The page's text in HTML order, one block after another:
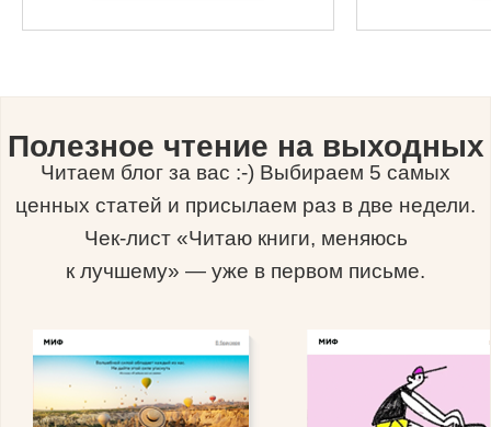
Полезное чтение на выходных
Читаем блог за вас :-) Выбираем 5 самых
ценных статей и присылаем раз в две недели.
Чек-лист «Читаю книги, меняюсь
к лучшему» — уже в первом письме.